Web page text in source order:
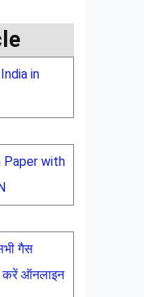
in
Paper with
गैस
करें ऑनलाइन